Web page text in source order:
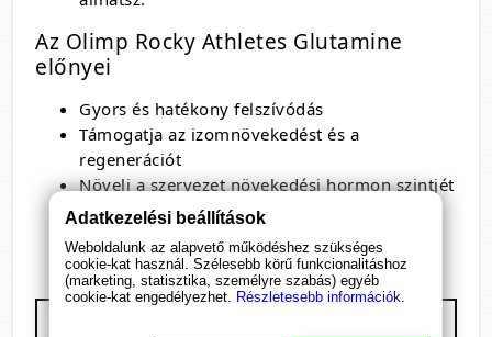
Az Olimp Rocky Athletes Glutamine
előnyei
Gyors és hatékony felszívódás
Támogatja az izomnövekedést és a
regenerációt
Növeli a szervezet növekedési hormon szintjét
Javítja a tápanyagok hasznosulását
Adatkezelési beállítások
Weboldalunk az alapvető működéshez szükséges
cookie-kat használ. Szélesebb körű funkcionalitáshoz
(marketing, statisztika, személyre szabás) egyéb
cookie-kat engedélyezhet. Részletesebb információk.